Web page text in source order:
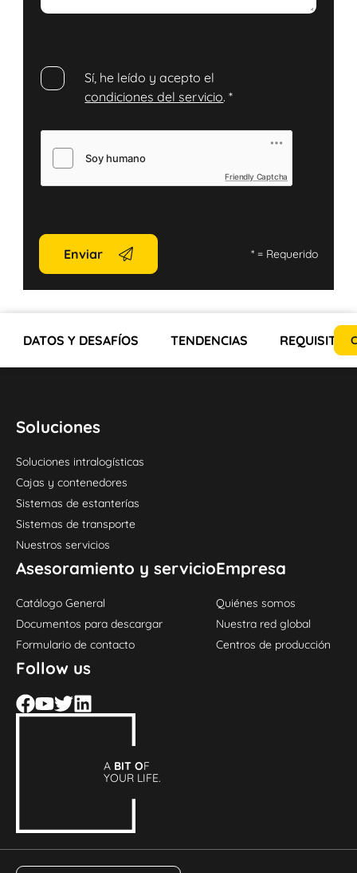
Sí, he leído y acepto el
condiciones del servicio.*
Friendly Captcha
Enviar *= Requerido
DATOS Y DESAFÍOS TENDENCIAS REQUISITOS
Soluciones
Soluciones intralogísticas
Cajas y contenedores
Sistemas de estanterías
Sistemas de transporte
Nuestros servicios
Asesoramiento y servicio
Catálogo General
Documentos para descargar
Formulario de contacto
Empresa
Quiénes somos
Nuestra red global
Centros de producción
Follow us
A BIT OF
YOUR LIFE.